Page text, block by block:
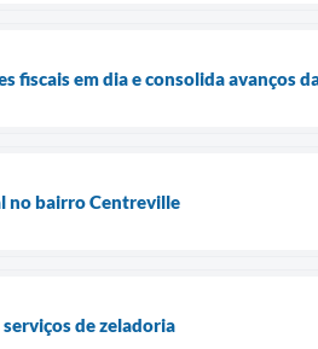
fiscais em dia e consolida avanços
no bairro Centreville
de zeladoria